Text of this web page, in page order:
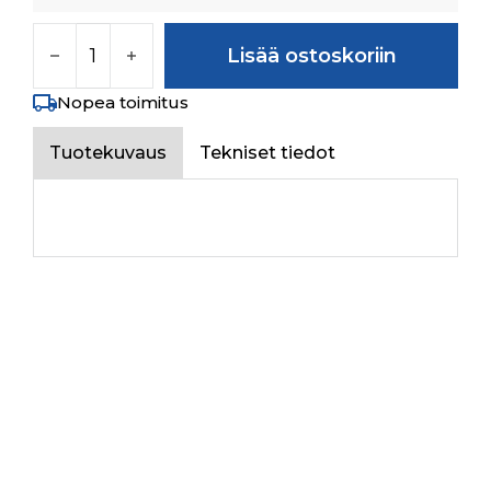
Lisää ostoskoriin
Nopea toimitus
Tuotekuvaus Tekniset tiedot